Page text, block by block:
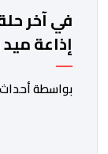
في آخر
إذاعة
الفقيد
بواسطة